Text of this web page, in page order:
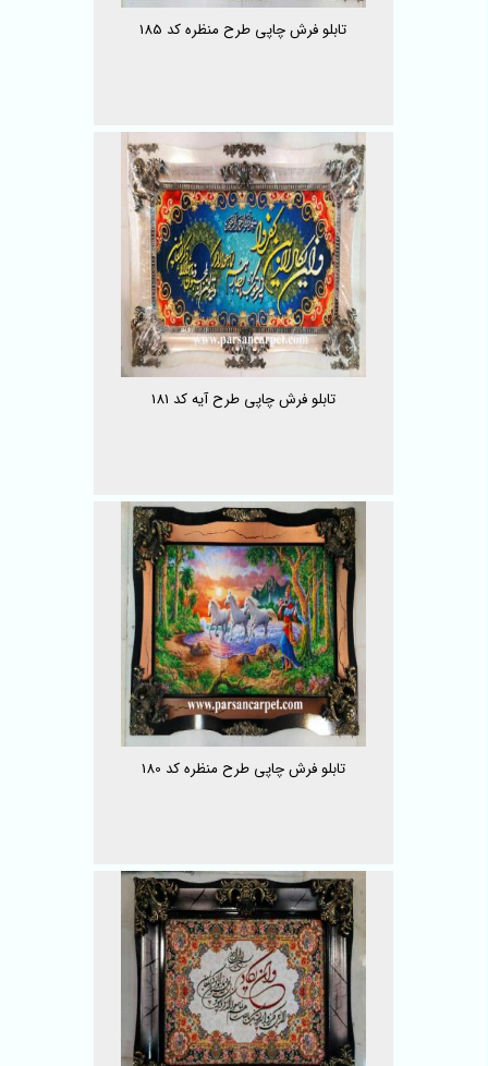
تابلو فرش چاپی طرح منظره کد 185
تابلو فرش چاپی طرح آیه کد 181
تابلو فرش چاپی طرح منظره کد 180